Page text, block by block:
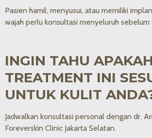
Pasien hamil, menyusui, atau memiliki
wajah perlu konsultasi menyeluruh
INGIN TAHU APAKAH
TREATMENT INI
UNTUK KULIT
Jadwalkan konsultasi personal dengan dr.
Foreverskin Clinic Jakarta Selatan.